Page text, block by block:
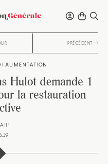
PRÉCÉDENT
ALIMENTATION
Hulot demande 1
la restauration
AFP